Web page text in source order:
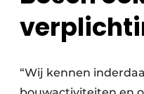
“Wij kennen